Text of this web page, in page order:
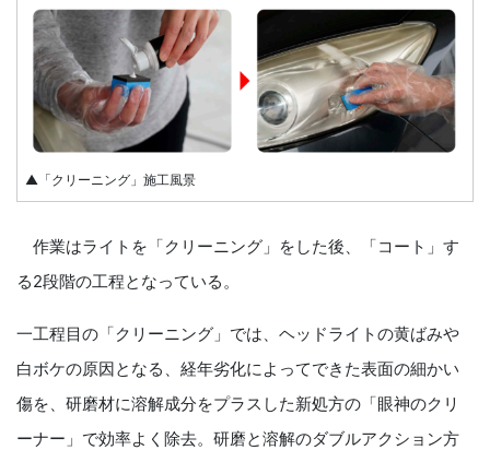
▲「クリーニング」施工風景
作業はライトを「クリーニング」をした後、「コート」す
る2段階の工程となっている。
一工程目の「クリーニング」では、ヘッドライトの黄ばみや
白ボケの原因となる、経年劣化によってできた表面の細かい
傷を、研磨材に溶解成分をプラスした新処方の「眼神のクリ
ーナー」で効率よく除去。研磨と溶解のダブルアクション方